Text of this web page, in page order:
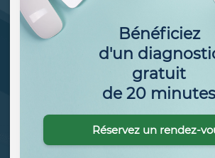
Bénéficiez
d'un
gratuit
de 20 minutes
Réservez un rendez-